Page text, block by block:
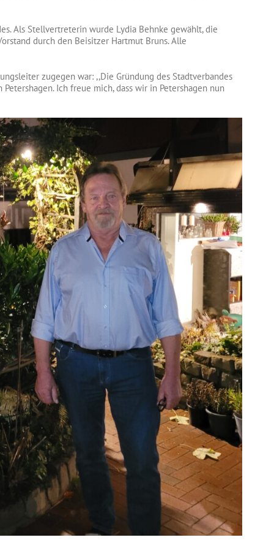
Als Stellvertreterin wurde Lydia Behnke gewählt, die
durch den Beisitzer Hartmut Bruns. Alle
zugegen war: ,,Die Gründung des Stadtverbandes
Ich freue mich, dass wir in Petershagen nun